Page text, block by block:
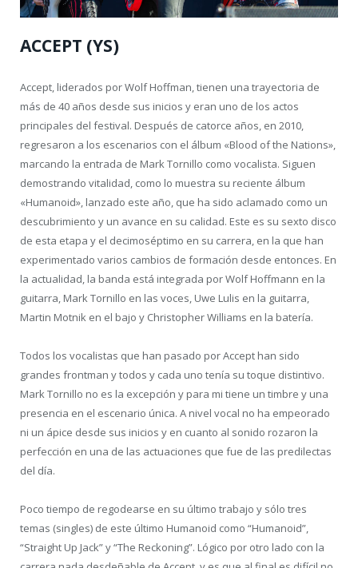
ACCEPT (YS)
Accept, liderados por Wolf Hoffman, tienen una trayectoria de
más de 40 años desde sus inicios y eran uno de los actos
principales del festival. Después de catorce años, en 2010,
regresaron a los escenarios con el álbum «Blood of the Nations»,
marcando la entrada de Mark Tornillo como vocalista. Siguen
demostrando vitalidad, como lo muestra su reciente álbum
«Humanoid», lanzado este año, que ha sido aclamado como un
descubrimiento y un avance en su calidad. Este es su sexto disco
de esta etapa y el decimoséptimo en su carrera, en la que han
experimentado varios cambios de formación desde entonces. En
la actualidad, la banda está integrada por Wolf Hoffmann en la
guitarra, Mark Tornillo en las voces, Uwe Lulis en la guitarra,
Martin Motnik en el bajo y Christopher Williams en la batería.
Todos los vocalistas que han pasado por Accept han sido
grandes frontman y todos y cada uno tenía su toque distintivo.
Mark Tornillo no es la excepción y para mi tiene un timbre y una
presencia en el escenario única. A nivel vocal no ha empeorado
ni un ápice desde sus inicios y en cuanto al sonido rozaron la
perfección en una de las actuaciones que fue de las predilectas
del día.
Poco tiempo de regodearse en su último trabajo y sólo tres
temas (singles) de este último Humanoid como “Humanoid”,
“Straight Up Jack” y “The Reckoning”. Lógico por otro lado con la